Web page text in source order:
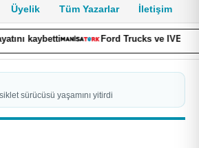
Üyelik Tüm Yazarlar İletişim
Ford Trucks ve IVECO’nun yeni nesil
sürücüsü yaşamını yitirdi